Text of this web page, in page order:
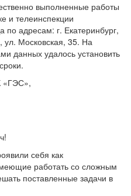
выполненные работы
и телеинспекции
по адресам: г. Екатеринбург,
Московская, 35. На
данных удалось установить
«ГЭС»,
себя как
работать со сложным
поставленные задачи в